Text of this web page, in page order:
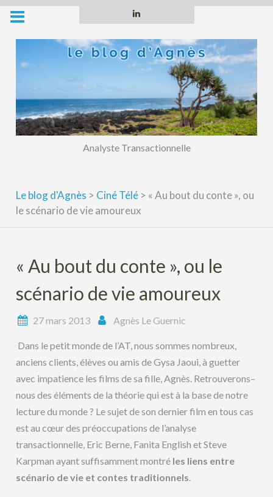
Skip
content
Analyste Transactionnelle
Le blog d'Agnès > Ciné Télé > « Au bout du conte », ou
le scénario de vie amoureux
« Au bout du conte », ou le
scénario de vie amoureux
27 mars 2013 Agnès Le Guernic
Dans le petit monde de l’AT, nous sommes nombreux,
anciens clients, élèves ou amis de Gysa Jaoui, à guetter
avec impatience les films de sa fille, Agnès. Retrouverons–
nous des éléments de la théorie qui est à la base de notre
lecture du monde ? Le sujet de son dernier film en tous cas
est au cœur des préoccupations de l’analyse
transactionnelle, Eric Berne, Fanita English et Steve
Karpman ayant suffisamment montré les liens entre
scénario de vie et contes traditionnels.